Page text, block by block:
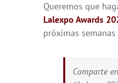
Queremos que
Lalexpo Awards
próximas
Comparte